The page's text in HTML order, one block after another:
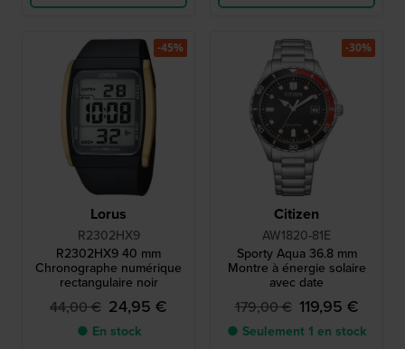
Lorus
R2302HX9
R2302HX9 40 mm
Chronographe numérique
rectangulaire noir
44,00 € 24,95 €
● En stock
-45%
Citizen
AW1820-81E
Sporty Aqua 36.8 mm
Montre à énergie solaire
avec date
179,00 € 119,95 €
● Seulement 1 en stock
-30%